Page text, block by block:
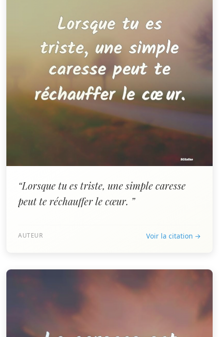
“Lorsque tu es triste, une simple caresse
peut te réchauffer le cœur. ”
AUTEUR Voir la citation →